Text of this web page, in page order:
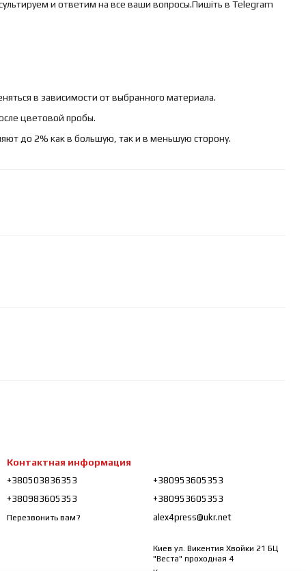
и ответим на все ваши вопросы.Пишіть в Telegram
в зависимости от выбранного материала.
цветовой пробы.
до 2% как в большую, так и в меньшую сторону.
Контактная информация
+380503836353
+380983605353
Перезвонить вам?
+380953605353
+380953605353
alex4press@ukr.net
Киев ул. Викентия Хвойки 21 БЦ
"Веста" проходная 4